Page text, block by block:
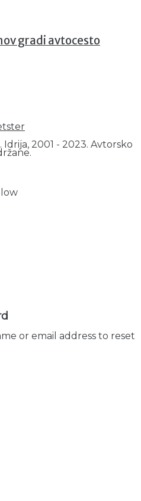
gradi avtocesto
2001 - 2023. Avtorsko
or email address to reset